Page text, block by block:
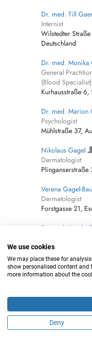
Dr. med. Till
Internist
Wilstedter
Deutschland
Dr. med. Monika
General
(Blood Specialist)
Kurhausstraße
Dr. med. Marion
Psychologist
Mühlstraße 37,
Nikolaus Gagel
Dermatologist
Plinganserstraße
Verena Gagel-
Dermatologist
Forstgasse 21,
Dr. med. Ursula
Weinheimer
Deutschland
Tina Gagg
Neumühle 2,
Dr. med.
Endocrinologist
We use cookies
We may place these for
show personalised content and
more information about the
Deny